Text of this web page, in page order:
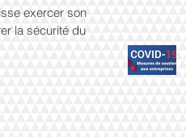
exercer son
la sécurité du